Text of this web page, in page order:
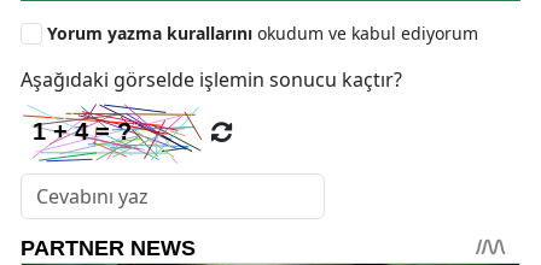
Yorum yazma kurallarını okudum ve kabul ediyorum
Aşağıdaki görselde işlemin sonucu kaçtır?